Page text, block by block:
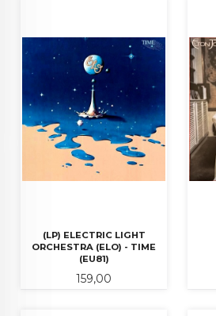
(LP) ELECTRIC LIGHT
ORCHESTRA (ELO) - TIME
(EU81)
Pris
159,00